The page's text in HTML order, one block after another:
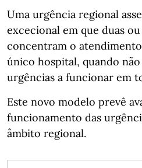
Uma urgência regional
excecional em que duas
concentram o
único hospital, quando
urgências a funcionar em
Este novo modelo prevê
funcionamento das
âmbito regional.